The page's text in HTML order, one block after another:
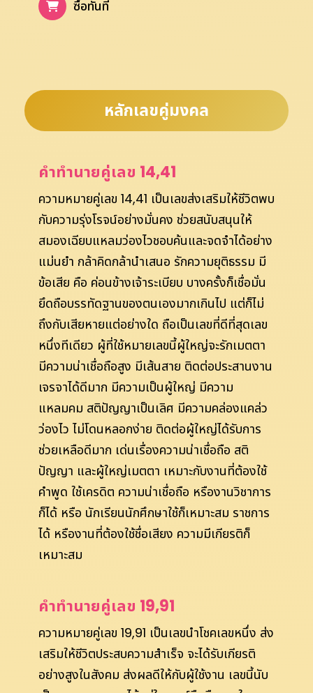
ซื้อทันที
หลักเลขคู่มงคล
คำทำนายคู่เลข 14,41
ความหมายคู่เลข 14,41 เป็นเลขส่งเสริมให้ชีวิตพบ
กับความรุ่งโรจน์อย่างมั่นคง ช่วยสนับสนุนให้
สมองเฉียบแหลมว่องไวชอบค้นและจดจำได้อย่าง
แม่นยำ กล้าคิดกล้านำเสนอ รักความยุติธรรม มี
ข้อเสีย คือ ค่อนข้างเจ้าระเบียบ บางครั้งก็เชื่อมั่น
ยึดถือบรรทัดฐานของตนเองมากเกินไป แต่ก็ไม่
ถึงกับเสียหายแต่อย่างใด ถือเป็นเลขที่ดีที่สุดเลข
หนึ่งทีเดียว ผู้ที่ใช้หมายเลขนี้ผู้ใหญ่จะรักเมตตา
มีความน่าเชื่อถือสูง มีเส้นสาย ติดต่อประสานงาน
เจรจาได้ดีมาก มีความเป็นผู้ใหญ่ มีความ
แหลมคม สติปัญญาเป็นเลิศ มีความคล่องแคล่ว
ว่องไว ไม่โดนหลอกง่าย ติดต่อผู้ใหญ่ได้รับการ
ช่วยเหลือดีมาก เด่นเรื่องความน่าเชื่อถือ สติ
ปัญญา และผู้ใหญ่เมตตา เหมาะกับงานที่ต้องใช้
คำพูด ใช้เครดิต ความน่าเชื่อถือ หรืองานวิชาการ
ก็ได้ หรือ นักเรียนนักศึกษาใช้ก็เหมาะสม ราชการ
ได้ หรืองานที่ต้องใช้ชื่อเสียง ความมีเกียรติก็
เหมาะสม
คำทำนายคู่เลข 19,91
ความหมายคู่เลข 19,91 เป็นเลขนำโชคเลขหนึ่ง ส่ง
เสริมให้ชีวิตประสบความสำเร็จ จะได้รับเกียรติ
อย่างสูงในสังคม ส่งผลดีให้กับผู้ใช้งาน เลขนี้นับ